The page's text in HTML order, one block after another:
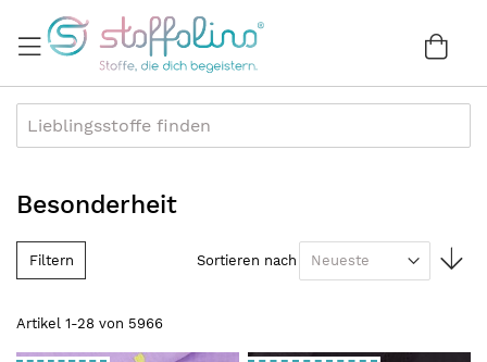
Inhalt
Besonderheit
Artikel 1-28 von 5966
Sortieren nach
Filtern